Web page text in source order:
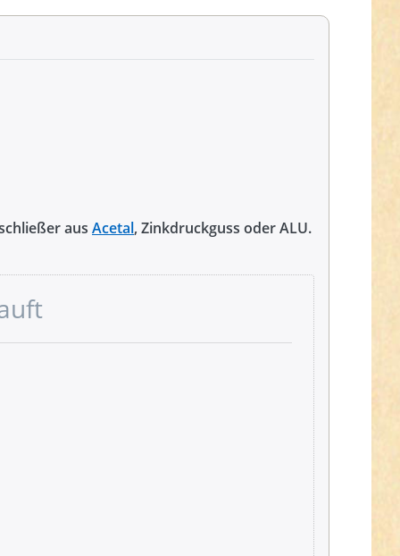
aus Acetal, Zinkdruckguss oder ALU.